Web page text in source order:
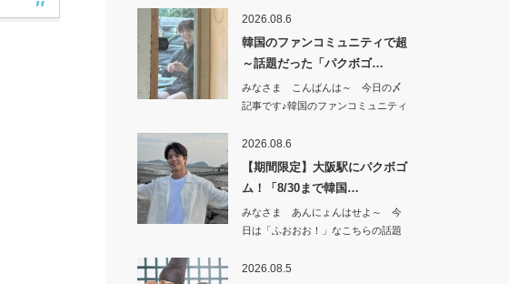
2026.08.6
韓国のファンコミュニティで超
～話題だった「パクボゴ…
みなさま こんばんは～ 今日の〆
記事です♪韓国のファンコミュニティ
2026.08.6
【期間限定】大阪駅にパクボゴ
ム！「8/30まで韓国…
みなさま あんにょんはせよ～ 今
日は「ふおおお！」なこちらの話題
2026.08.5